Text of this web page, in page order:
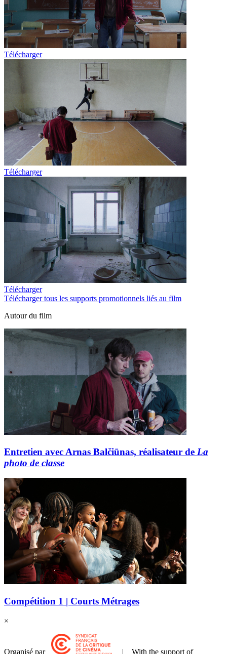
Télécharger
Télécharger
Télécharger
Télécharger tous les supports promotionnels liés au film
Autour du film
Entretien avec Arnas Balčiūnas, réalisateur de La
photo de classe
Compétition 1 | Courts Métrages
×
Organisé par | With the support of